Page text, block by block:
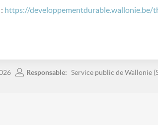
https://developpementdurable.wallonie.be/
Responsable: Service public de Wallonie